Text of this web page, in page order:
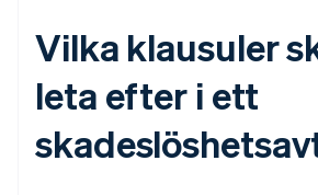
Vilka klausuler
leta efter i ett